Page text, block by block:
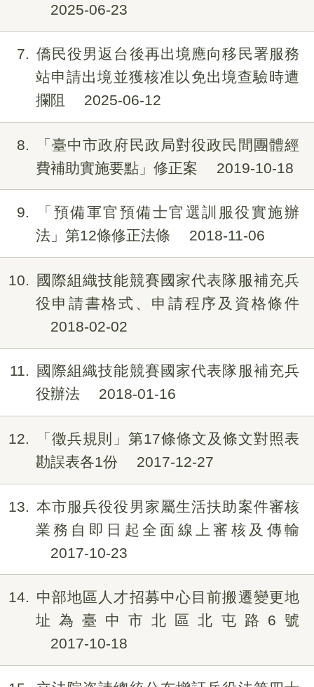
2025-06-23
7
僑民役男返台後再出境應向移民署服務
站申請出境並獲核准以免出境查驗時遭
攔阻
2025-06-12
8
「臺中市政府民政局對役政民間團體經
費補助實施要點」修正案
2019-10-18
9
「預備軍官預備士官選訓服役實施辦
法」第12條修正法條
2018-11-06
10
國際組織技能競賽國家代表隊服補充兵
役申請書格式、申請程序及資格條件
2018-02-02
11
國際組織技能競賽國家代表隊服補充兵
役辦法
2018-01-16
12
「徵兵規則」第17條條文及條文對照表
勘誤表各1份
2017-12-27
13
本市服兵役役男家屬生活扶助案件審核
業務自即日起全面線上審核及傳輸
2017-10-23
14
中部地區人才招募中心目前搬遷變更地
址為臺中市北區北屯路6號
2017-10-18